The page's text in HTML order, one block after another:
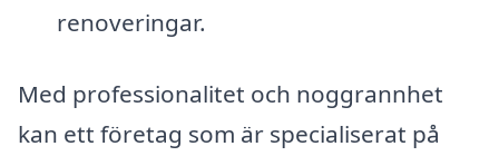
renoveringar.
Med professionalitet och noggrannhet
kan ett företag som är specialiserat på